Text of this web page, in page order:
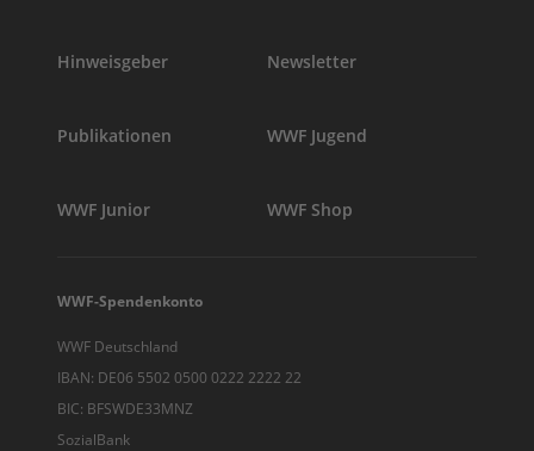
Hinweisgeber Newsletter
Publikationen WWF Jugend
WWF Junior WWF Shop
WWF-Spendenkonto
WWF Deutschland
IBAN: DE06 5502 0500 0222 2222 22
BIC: BFSWDE33MNZ
SozialBank